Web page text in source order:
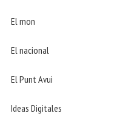
El mon
El nacional
El Punt Avui
Ideas Digitales